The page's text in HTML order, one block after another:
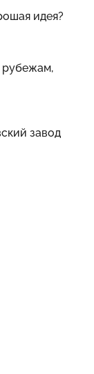
идея?
рубежам,
завод